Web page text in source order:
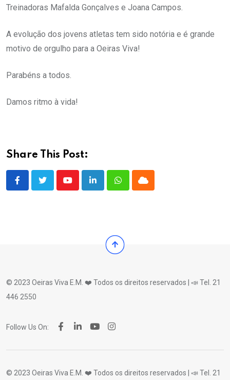
Treinadoras Mafalda Gonçalves e Joana Campos.
A evolução dos jovens atletas tem sido notória e é grande
motivo de orgulho para a Oeiras Viva!
Parabéns a todos.
Damos ritmo à vida!
Share This Post:
YoutubeLinkedInWhatsappCloud
© 2023 Oeiras Viva E.M. ❤️ Todos os direitos reservados | 📣 Tel. 21
446 2550
Follow Us On:
© 2023 Oeiras Viva E.M. ❤️ Todos os direitos reservados | 📣 Tel. 21